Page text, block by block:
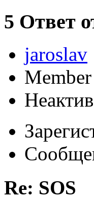
5 Ответ
jaroslav
Member
Re: SOS